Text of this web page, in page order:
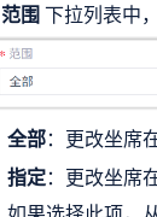
范围下拉列表中
全部：更改坐席
指定：更改坐席